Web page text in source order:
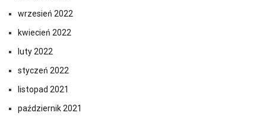
wrzesień 2022
kwiecień 2022
luty 2022
styczeń 2022
listopad 2021
październik 2021